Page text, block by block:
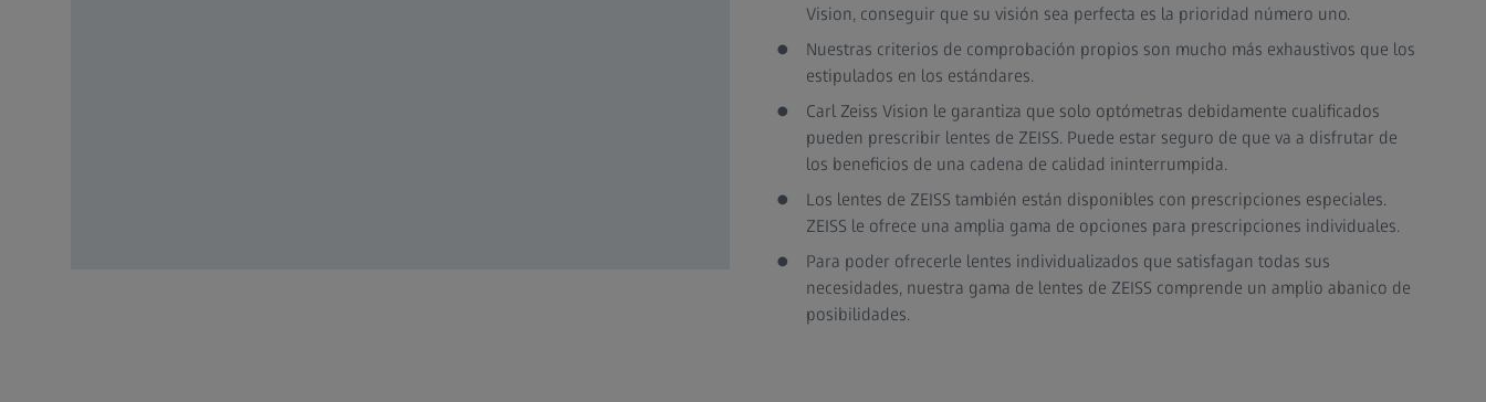
Vision, conseguir que su visión sea perfecta es la prioridad número uno.
Nuestras criterios de comprobación propios son mucho más exhaustivos que los
estipulados en los estándares.
Carl Zeiss Vision le garantiza que solo optómetras debidamente cualificados
pueden prescribir lentes de ZEISS. Puede estar seguro de que va a disfrutar de
los beneficios de una cadena de calidad ininterrumpida.
Los lentes de ZEISS también están disponibles con prescripciones especiales.
ZEISS le ofrece una amplia gama de opciones para prescripciones individuales.
Para poder ofrecerle lentes individualizados que satisfagan todas sus
necesidades, nuestra gama de lentes de ZEISS comprende un amplio abanico de
posibilidades.